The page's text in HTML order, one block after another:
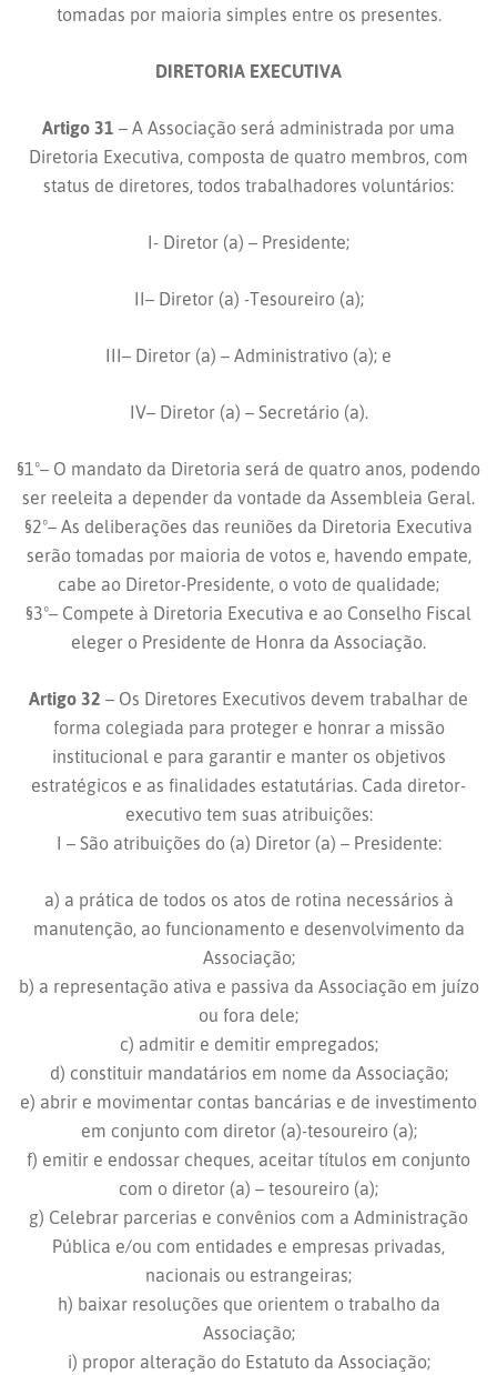
tomadas por maioria simples entre os presentes.
DIRETORIA EXECUTIVA
Artigo 31 – A Associação será administrada por uma
Diretoria Executiva, composta de quatro membros, com
status de diretores, todos trabalhadores voluntários:
I- Diretor (a) – Presidente;
II– Diretor (a) -Tesoureiro (a);
III– Diretor (a) – Administrativo (a); e
IV– Diretor (a) – Secretário (a).
§1º– O mandato da Diretoria será de quatro anos, podendo
ser reeleita a depender da vontade da Assembleia Geral.
§2º– As deliberações das reuniões da Diretoria Executiva
serão tomadas por maioria de votos e, havendo empate,
cabe ao Diretor-Presidente, o voto de qualidade;
§3º– Compete à Diretoria Executiva e ao Conselho Fiscal
eleger o Presidente de Honra da Associação.
Artigo 32 – Os Diretores Executivos devem trabalhar de
forma colegiada para proteger e honrar a missão
institucional e para garantir e manter os objetivos
estratégicos e as finalidades estatutárias. Cada diretor-
executivo tem suas atribuições:
I – São atribuições do (a) Diretor (a) – Presidente:
a) a prática de todos os atos de rotina necessários à
manutenção, ao funcionamento e desenvolvimento da
Associação;
b) a representação ativa e passiva da Associação em juízo
ou fora dele;
c) admitir e demitir empregados;
d) constituir mandatários em nome da Associação;
e) abrir e movimentar contas bancárias e de investimento
em conjunto com diretor (a)-tesoureiro (a);
f) emitir e endossar cheques, aceitar títulos em conjunto
com o diretor (a) – tesoureiro (a);
g) Celebrar parcerias e convênios com a Administração
Pública e/ou com entidades e empresas privadas,
nacionais ou estrangeiras;
h) baixar resoluções que orientem o trabalho da
Associação;
i) propor alteração do Estatuto da Associação;